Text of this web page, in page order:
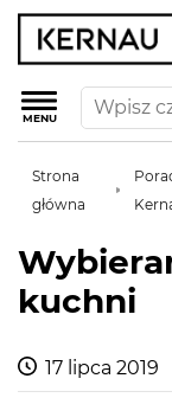
MENU
Strona
główna
kuchni
17 lipca 2019